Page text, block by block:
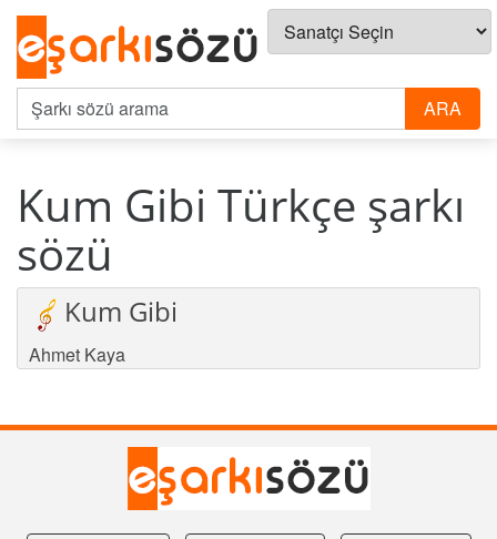
Kum Gibi Türkçe şarkı
sözü
Kum Gibi
Ahmet Kaya